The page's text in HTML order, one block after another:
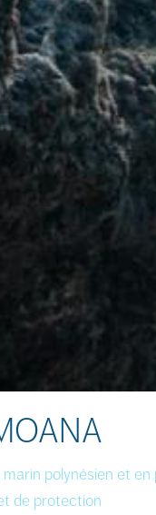
polynésien et
de protection